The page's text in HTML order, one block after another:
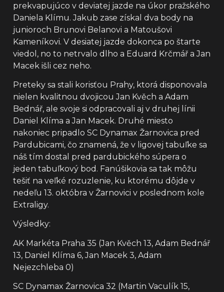
prekvapujúco v deviatej jazde na úkor pražského
Daniela Klímu. Jakub zase získal dva body na
junioroch Brunovi Belanovi a Matoušovi
Kameníkovi. V desiatej jazde dokonca po štarte
viedol, no to netrvalo dlho a Eduard Krčmář a Jan
Macek išli cez neho.
Preteky sa stali korisťou Prahy, ktorá disponovala
nielen kvalitnou dvojicou Jan Kvěch a Adam
Bednář, ale svoje si odpracovali aj v druhej línii
Daniel Klíma a Jan Macek. Druhé miesto
nakoniec pripadlo SC Dynamax Žarnovica pred
Pardubicami, čo znamená, že v ligovej tabuľke sa
náš tím dostal pred pardubického súpera o
jeden tabuľkový bod. Fanúšikovia sa tak môžu
tešiť na veľké rozuzlenie, ku ktorému dôjde v
nedeľu 13. októbra v Žarnovici v poslednom kole
Extraligy.
Výsledky:
AK Markéta Praha 35 (Jan Kvěch 13, Adam Bednář
13, Daniel Klíma 6, Jan Macek 3, Adam
Nejezchleba 0)
SC Dynamax Žarnovica 32 (Martin Vaculík 15,